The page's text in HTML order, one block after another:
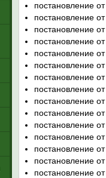
постановление
постановление
постановление
постановление
постановление
постановление
постановление
постановление
постановление
постановление
постановление
постановление
постановление
постановление
постановление